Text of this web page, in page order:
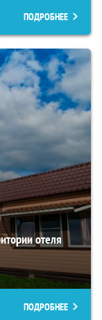
ПОДРОБНЕЕ
отеля
ПОДРОБНЕЕ